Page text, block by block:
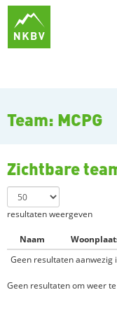
Team: MCPG
Zichtbare
resultaten weergeven
Naam
Geen resultaten aanwezig
Geen resultaten om weer